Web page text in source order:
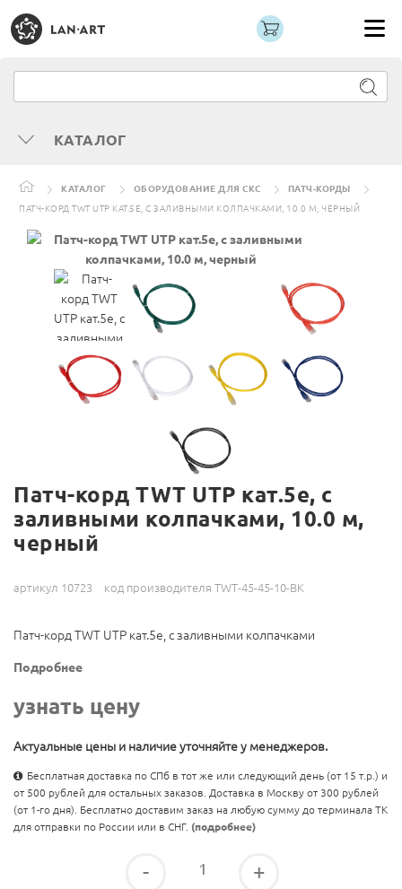
КАТАЛОГ
КАТАЛОГ ОБОРУДОВАНИЕ ДЛЯ СКС
ПАТЧ-КОРДЫ
ПАТЧ-КОРД TWT UTP КАТ.5E, С ЗАЛИВНЫМИ КОЛПАЧКАМИ, 10.0 М, ЧЕРНЫЙ
Патч-корд TWT UTP кат.5e, с
заливными колпачками, 10.0 м,
черный
артикул 10723 код производителя TWT-45-45-10-BK
Патч-корд TWT UTP кат.5e, с заливными колпачками
Подробнее
узнать цену
Актуальные цены и наличие уточняйте у менеджеров.
Бесплатная доставка по СПб в тот же или следующий день (от 15 т.р.) и
от 500 рублей для остальных заказов. Доставка в Москву от 300 рублей
(от 1-го дня). Бесплатно доставим заказ на любую сумму до терминала ТК
для отправки по России или в СНГ. (подробнее)
- +